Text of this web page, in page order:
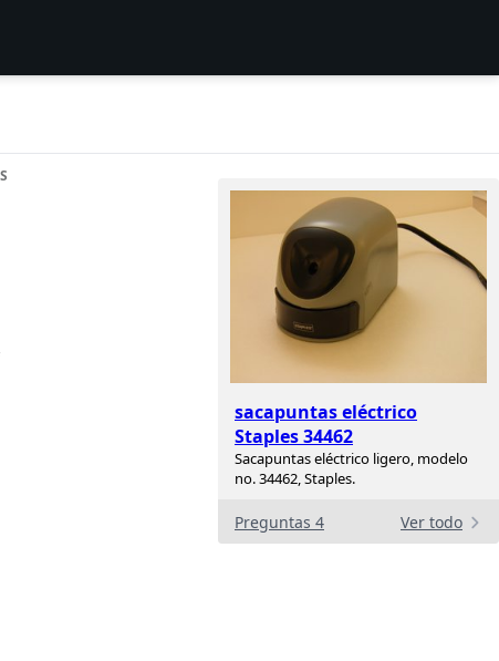
sacapuntas eléctrico
Staples 34462
Sacapuntas eléctrico ligero, modelo
no. 34462, Staples.
Preguntas 4 Ver todo